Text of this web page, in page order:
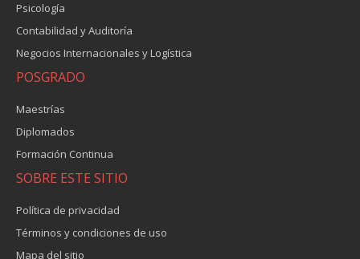
Psicología
Contabilidad y Auditoría
Negocios Internacionales y Logística
POSGRADO
Maestrías
Diplomados
Formación Continua
SOBRE ESTE SITIO
Política de privacidad
Términos y condiciones de uso
Mapa del sitio